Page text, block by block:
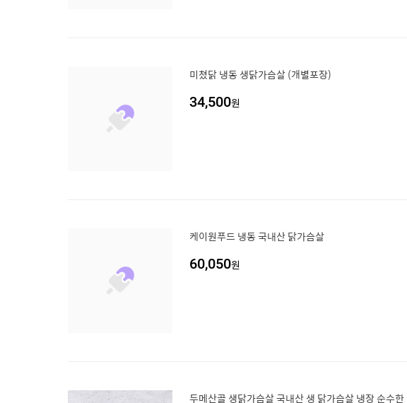
미쳤닭 냉동 생닭가슴살 (개별포장)
34,500원
케이원푸드 냉동 국내산 닭가슴살
60,050원
두메산골 생닭가슴살 국내산 생 닭가슴살 냉장 순수